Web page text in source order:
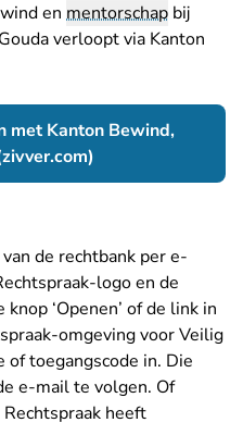
en mentorschap bij
verloopt via Kanton
met Kanton Bewind,
de rechtbank per e-
logo en de
‘Openen’ of de link in
omgeving voor Veilig
of toegangscode in. Die
e-mail te volgen. Of
heeft